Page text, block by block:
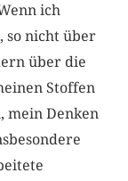
ich
so nicht über
über die
Stoffen
mein Denken